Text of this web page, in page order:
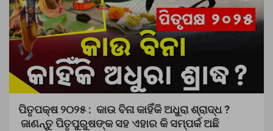
ପିତୃପକ୍ଷ ୨୦୨୫ : କାଉ ବିନା କାହିଁକି ଅଧୁରା ଶ୍ରାଦ୍ଧ ?
ଜାଣନ୍ତୁ ପିତୃପୁରୁଷଙ୍କ ସହ ଏହାର କି ସମ୍ପର୍କ ଅଛି